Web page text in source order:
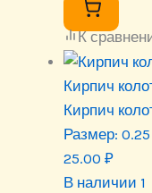
К
Кирпич
Кирпич
Размер:
25.00 ₽
В наличии 1